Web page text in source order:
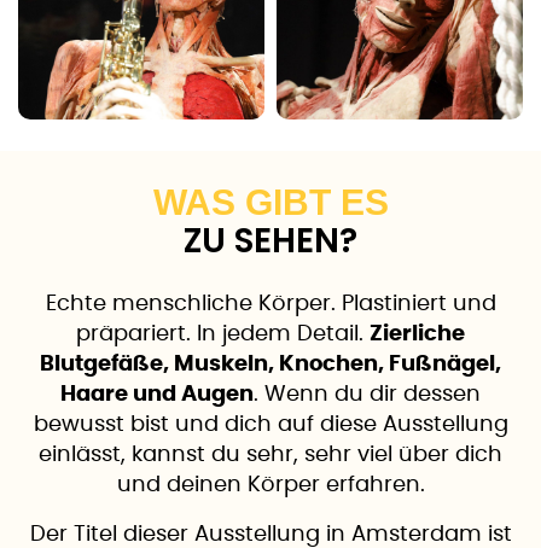
WAS GIBT ES
ZU SEHEN?
Echte menschliche Körper. Plastiniert und
präpariert. In jedem Detail. Zierliche
Blutgefäße, Muskeln, Knochen, Fußnägel,
Haare und Augen. Wenn du dir dessen
bewusst bist und dich auf diese Ausstellung
einlässt, kannst du sehr, sehr viel über dich
und deinen Körper erfahren.
Der Titel dieser Ausstellung in Amsterdam ist